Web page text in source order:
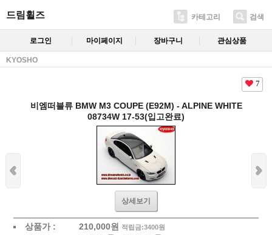
드림휠즈 카테고리 검색
로그인 마이페이지 장바구니 관심상품
KYOSHO
7
비엠떠블류 BMW M3 COUPE (E92M) - ALPINE WHITE
08734W 17-53(입고완료)
상세보기
상품가 : 210,000원 적립금:3400원